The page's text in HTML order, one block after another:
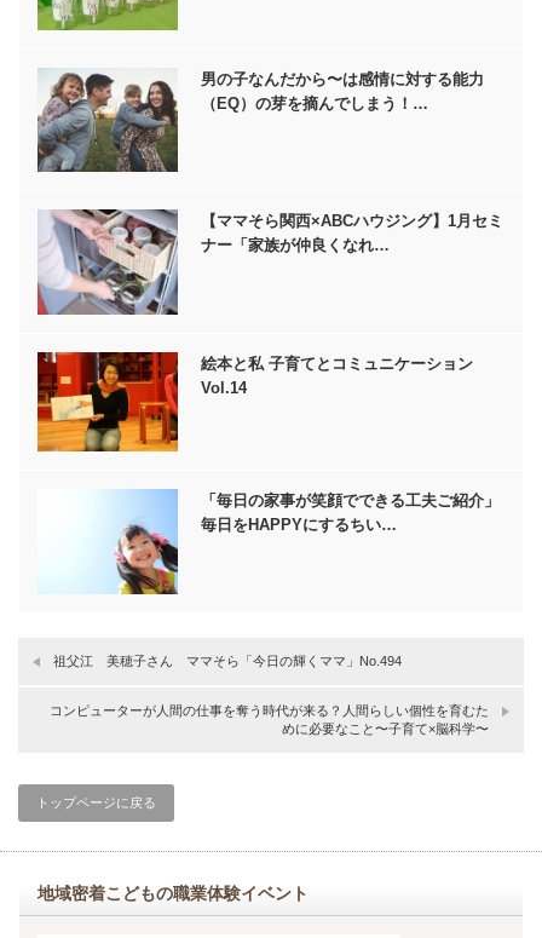
男の子なんだから〜は感情に対する能力
（EQ）の芽を摘んでしまう！…
【ママそら関西×ABCハウジング】1月セミ
ナー「家族が仲良くなれ…
絵本と私 子育てとコミュニケーション
Vol.14
「毎日の家事が笑顔でできる工夫ご紹介」
毎日をHAPPYにするちい…
祖父江 美穂子さん ママそら「今日の輝くママ」No.494
コンピューターが人間の仕事を奪う時代が来る？人間らしい個性を育むた
めに必要なこと〜子育て×脳科学〜
トップページに戻る
地域密着こどもの職業体験イベント